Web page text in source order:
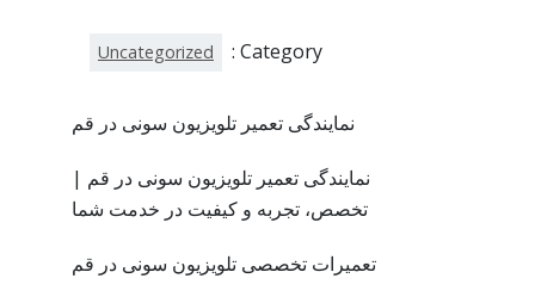
Category :
Uncategorized
نمایندگی تعمیر تلویزیون سونی در قم
نمایندگی تعمیر تلویزیون سونی در قم |
تخصص، تجربه و کیفیت در خدمت شما
تعمیرات تخصصی تلویزیون سونی در قم